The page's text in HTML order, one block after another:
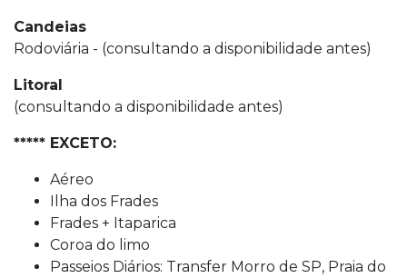
Candeias
Rodoviária - (consultando a disponibilidade antes)
Litoral
(consultando a disponibilidade antes)
***** EXCETO:
Aéreo
Ilha dos Frades
Frades + Itaparica
Coroa do limo
Passeios Diários: Transfer Morro de SP, Praia do